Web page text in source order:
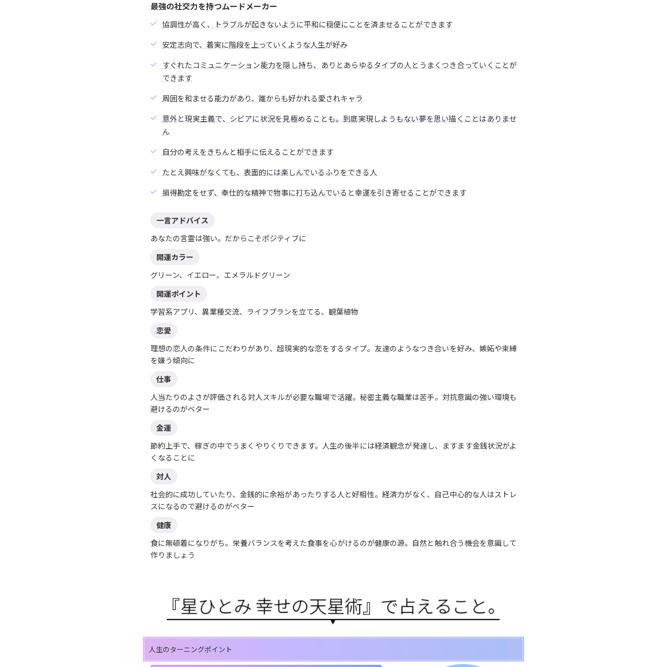
最強の社交力を持つムードメーカー
協調性が高く、トラブルが起きないように平和に穏便にことを済ませることができます
安定志向で、着実に階段を上っていくような人生が好み
すぐれたコミュニケーション能力を隠し持ち、ありとあらゆるタイプの人とうまくつき合っていくことが
できます
周囲を和ませる能力があり、誰からも好かれる愛されキャラ
意外と現実主義で、シビアに状況を見極めることも。到底実現しようもない夢を思い描くことはありませ
ん
自分の考えをきちんと相手に伝えることができます
たとえ興味がなくても、表面的には楽しんでいるふりをできる人
損得勘定をせず、奉仕的な精神で物事に打ち込んでいると幸運を引き寄せることができます
一言アドバイス
あなたの言霊は強い。だからこそポジティブに
開運カラー
グリーン、イエロー、エメラルドグリーン
開運ポイント
学習系アプリ、異業種交流、ライフプランを立てる、観葉植物
恋愛
理想の恋人の条件にこだわりがあり、超現実的な恋をするタイプ。友達のようなつき合いを好み、嫉妬や束縛
を嫌う傾向に
仕事
人当たりのよさが評価される対人スキルが必要な職場で活躍。秘密主義な職業は苦手。対抗意識の強い環境も
避けるのがベター
金運
節約上手で、稼ぎの中でうまくやりくりできます。人生の後半には経済観念が発達し、ますます金銭状況がよ
くなることに
対人
社会的に成功していたり、金銭的に余裕があったりする人と好相性。経済力がなく、自己中心的な人はストレ
スになるので避けるのがベター
健康
食に無頓着になりがち。栄養バランスを考えた食事を心がけるのが健康の源。自然と触れ合う機会を意識して
作りましょう
人生のターニングポイント